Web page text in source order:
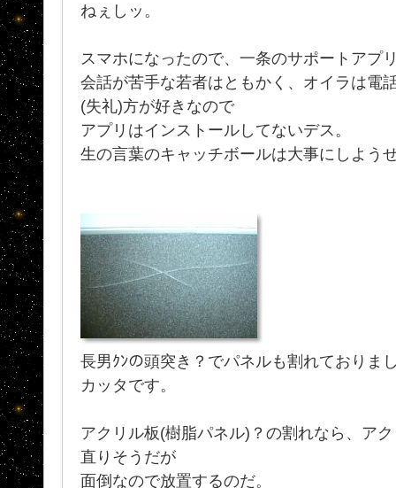
ねぇしッ。
スマホになったので、一条のサポートアプ
会話が苦手な若者はともかく、オイラは電
(失礼)方が好きなので
アプリはインストールしてないデス。
生の言葉のキャッチボールは大事にしよう
長男ｸﾝの頭突き？でパネルも割れており
カッタです。
アクリル板(樹脂パネル)？の割れなら、ア
直りそうだが
面倒なので放置するのだ。